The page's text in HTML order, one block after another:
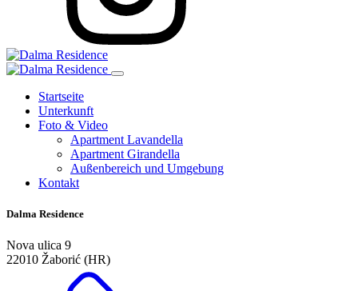
Startseite
Unterkunft
Foto & Video
Apartment Lavandella
Apartment Girandella
Außenbereich und Umgebung
Kontakt
Dalma Residence
Nova ulica 9
22010 Žaborić (HR)